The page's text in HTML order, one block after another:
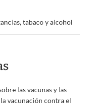
tabaco y alcohol
las vacunas y las
vacunación contra el